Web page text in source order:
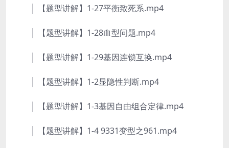
│ 【题型讲解】1-27平衡致死系.mp4
│ 【题型讲解】1-28血型问题.mp4
│ 【题型讲解】1-29基因连锁互换.mp4
│ 【题型讲解】1-2显隐性判断.mp4
│ 【题型讲解】1-3基因自由组合定律.mp4
│ 【题型讲解】1-4 9331变型之961.mp4